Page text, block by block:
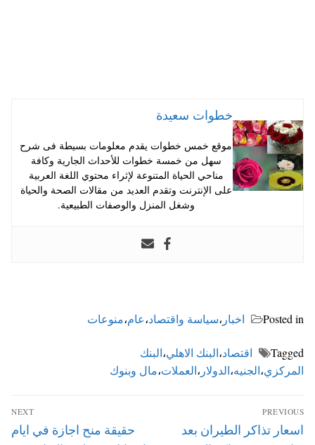
خطوات سعيدة
موقع خمس خطوات يقدم معلومات بسيطة فى شرح
سهل من خمسة خطوات للأحداث الجارية وكافة
مناحي الحياة المتنوعة لإثراء محتوي اللغة العربية
على الإنترنت وتقدم العديد من مقالات الصحة والحياة
وشغل المنزل والوصفات الطبيعية.
Posted in اخبار ،سياسة واقتصاد،عام،منوعات
Tagged اقتصاد،البنك الاهلي،البنك
المركزي،الجنيه،الدولار ،العملات،مال وبنوك
تصفّح
المقالات
PREVIOUS
Previous
اسعار تذاكر الطيران بعد
NEXT
Next
حقيقة منح اجازة في ايام